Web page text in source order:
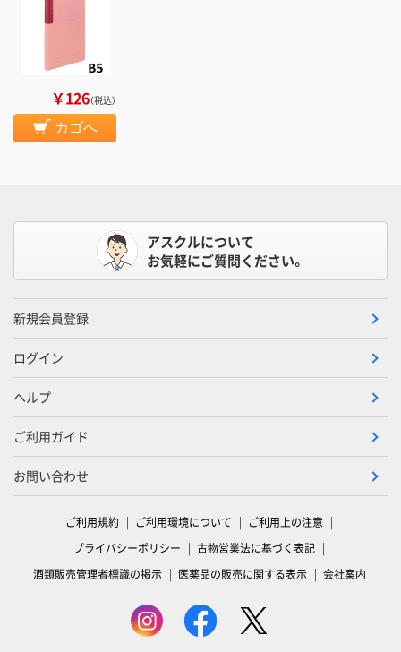
￥126（税込）
カゴへ
アスクルについて
お気軽にご質問ください。
新規会員登録
ログイン
ヘルプ
ご利用ガイド
お問い合わせ
ご利用規約 ご利用環境について
ご利用上の注意
プライバシーポリシー
古物営業法に基づく表記
酒類販売管理者標識の掲示
医薬品の販売に関する表示 会社案内